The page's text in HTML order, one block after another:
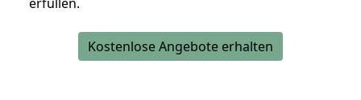
Kostenlose Angebote erhalten